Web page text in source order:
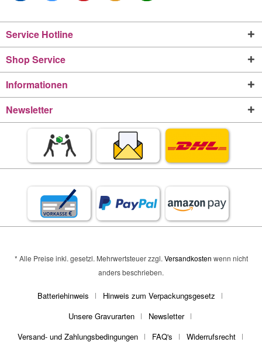
Service Hotline
Shop Service
Informationen
Newsletter
* Alle Preise inkl. gesetzl. Mehrwertsteuer zzgl. Versandkosten wenn nicht
anders beschrieben.
Batteriehinweis
Hinweis zum Verpackungsgesetz
Unsere Gravurarten
Newsletter
Versand- und Zahlungsbedingungen
FAQ's Widerrufsrecht